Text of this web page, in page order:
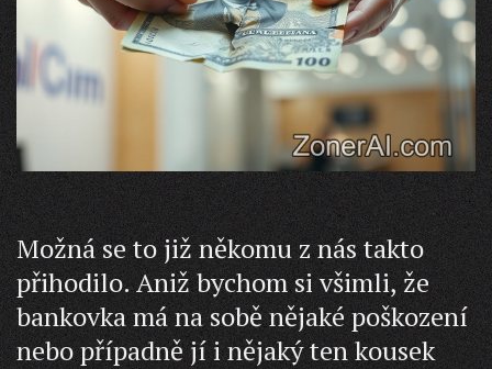
Možná se to již někomu z nás takto
přihodilo. Aniž bychom si všimli, že
bankovka má na sobě nějaké poškození
nebo případně jí i nějaký ten kousek